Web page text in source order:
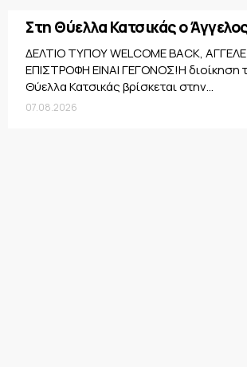
Στη Θύελλα Κατσικάς ο
ΔΕΛΤΙΟ ΤΥΠΟΥ WELCOME BACK,
ΕΠΙΣΤΡΟΦΗ ΕΙΝΑΙ ΓΕΓΟΝΟΣ!Η διοίκηση
Θύελλα Κατσικάς βρίσκεται στην...
07.08.2026